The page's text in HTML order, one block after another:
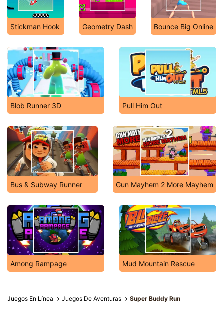
Stickman Hook Geometry Dash Bounce Big Online
Blob Runner 3D Pull Him Out
Bus & Subway Runner Gun Mayhem 2 More Mayhem
Among Rampage Mud Mountain Rescue
Juegos En Línea Juegos De Aventuras Super Buddy Run